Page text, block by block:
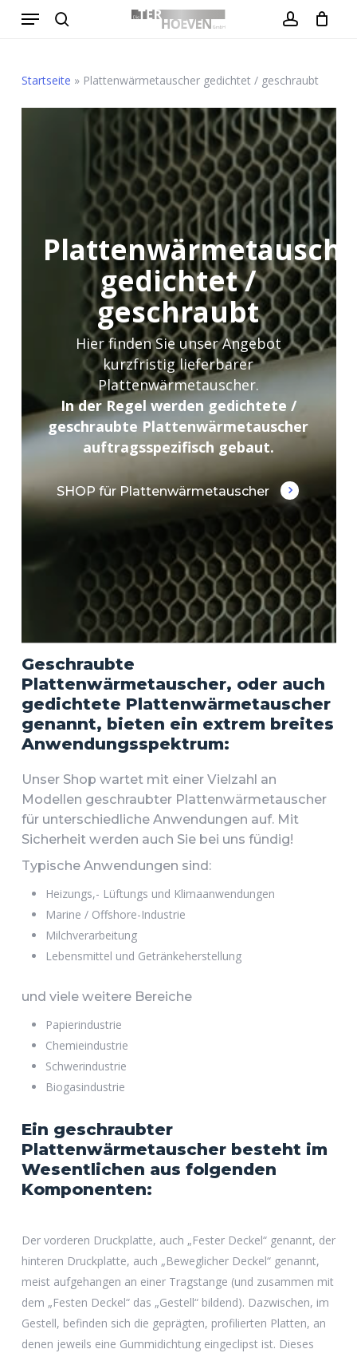
Menu
Startseite » Plattenwärmetauscher gedichtet / geschraubt
gedichtet /
geschraubt
Hier finden Sie unser Angebot
kurzfristig lieferbarer
Plattenwärmetauscher.
In der Regel werden gedichtete /
geschraubte Plattenwärmetauscher
auftragsspezifisch gebaut.
SHOP für Plattenwärmetauscher
Geschraubte
Plattenwärmetauscher, oder auch
gedichtete Plattenwärmetauscher
genannt, bieten ein extrem breites
Anwendungsspektrum:
Unser Shop wartet mit einer Vielzahl an
Modellen geschraubter Plattenwärmetauscher
für unterschiedliche Anwendungen auf. Mit
Sicherheit werden auch Sie bei uns fündig!
Typische Anwendungen sind:
Heizungs,- Lüftungs und Klimaanwendungen
Marine / Offshore-Industrie
Milchverarbeitung
Lebensmittel und Getränkeherstellung
und viele weitere Bereiche
Papierindustrie
Chemieindustrie
Schwerindustrie
Biogasindustrie
Ein geschraubter
Plattenwärmetauscher besteht im
Wesentlichen aus folgenden
Komponenten:
Der vorderen Druckplatte, auch „Fester Deckel“ genannt, der
hinteren Druckplatte, auch „Beweglicher Deckel“ genannt,
meist aufgehangen an einer Tragstange (und zusammen mit
dem „Festen Deckel“ das „Gestell“ bildend). Dazwischen, im
Gestell, befinden sich die geprägten, profilierten Platten, an
denen jeweils eine Gummidichtung eingeclipst ist. Dieses